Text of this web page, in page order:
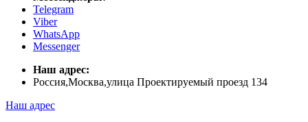
Telegram
Viber
WhatsApp
Messenger
Наш адрес:
Россия,Москва,улица Проектируемый проезд 134
Наш адрес